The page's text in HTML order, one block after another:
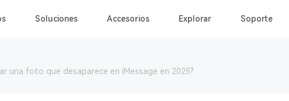
Soluciones Accesorios Explorar Soporte
una foto que desaparece en iMessage en 2025?